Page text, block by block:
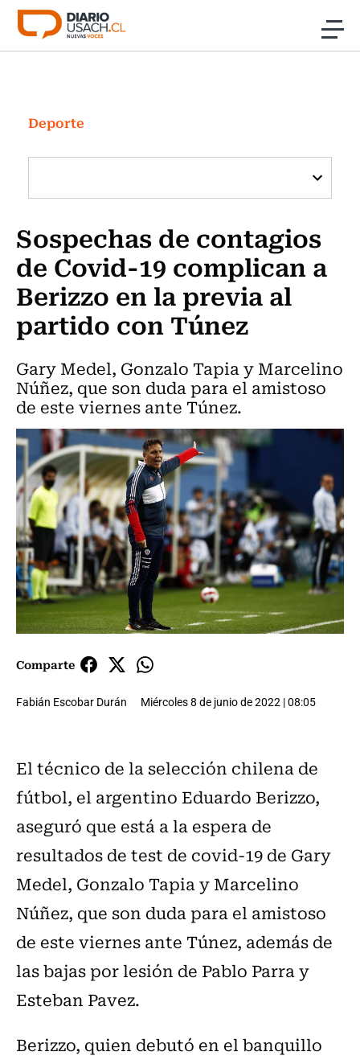
Click acá para ir directamente al contenido
Investigación
Cultura
Programas Radio y TV Usach
Deporte
Sospechas de contagios
de Covid-19 complican a
Berizzo en la previa al
partido con Túnez
Gary Medel, Gonzalo Tapia y Marcelino
Núñez, que son duda para el amistoso
de este viernes ante Túnez.
Comparte
Fabián Escobar Durán Miércoles 8 de junio de 2022 | 08:05
El técnico de la selección chilena de
fútbol, el argentino Eduardo Berizzo,
aseguró que está a la espera de
resultados de test de covid-19 de Gary
Medel, Gonzalo Tapia y Marcelino
Núñez, que son duda para el amistoso
de este viernes ante Túnez, además de
las bajas por lesión de Pablo Parra y
Esteban Pavez.
Berizzo, quien debutó en el banquillo